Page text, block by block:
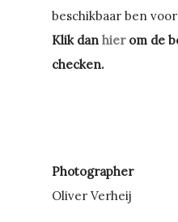
beschikbaar ben
Klik danhierom de
checken.
Photographer
Oliver Verheij